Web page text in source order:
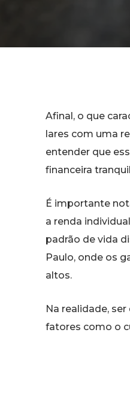
Afinal, o que
lares com uma
entender que
financeira
É importante
a renda
padrão de vida
Paulo, onde os
altos.
Na realidade,
fatores como o